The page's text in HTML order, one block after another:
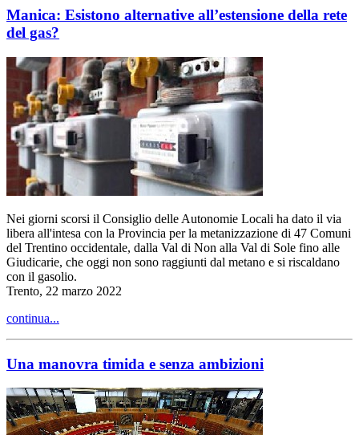
Manica: Esistono alternative all’estensione della rete
del gas?
Nei giorni scorsi il Consiglio delle Autonomie Locali ha dato il via
libera all'intesa con la Provincia per la metanizzazione di 47 Comuni
del Trentino occidentale, dalla Val di Non alla Val di Sole fino alle
Giudicarie, che oggi non sono raggiunti dal metano e si riscaldano
con il gasolio.
Trento, 22 marzo 2022
continua...
Una manovra timida e senza ambizioni